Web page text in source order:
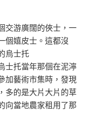
交游廣闊的俠士，一
個嬉皮士。這都沒
烏士托
士托當年那個在泥濘
加藝術市集時，發現
多的是大片大片的草
向當地農家租用了那